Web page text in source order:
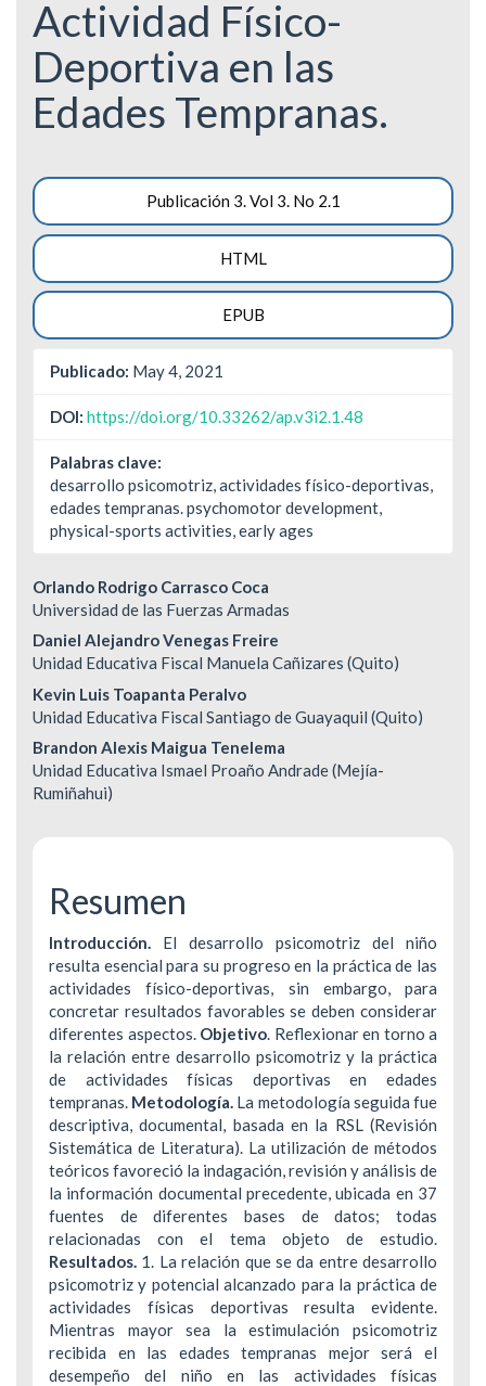
Actividad Físico-
Deportiva en las
Edades Tempranas.
Barra
lateral
del
artículo
Publicación 3. Vol 3. No 2.1
HTML
EPUB
Publicado: May 4, 2021
DOI: https://doi.org/10.33262/ap.v3i2.1.48
Palabras clave:
desarrollo psicomotriz, actividades físico-deportivas,
edades tempranas. psychomotor development,
physical-sports activities, early ages
Contenido
principal
del
artículo
Orlando Rodrigo Carrasco Coca
Universidad de las Fuerzas Armadas
Daniel Alejandro Venegas Freire
Unidad Educativa Fiscal Manuela Cañizares (Quito)
Kevin Luis Toapanta Peralvo
Unidad Educativa Fiscal Santiago de Guayaquil (Quito)
Brandon Alexis Maigua Tenelema
Unidad Educativa Ismael Proaño Andrade (Mejía-
Rumiñahui)
Resumen
Introducción. El desarrollo psicomotriz del niño
resulta esencial para su progreso en la práctica de las
actividades físico-deportivas, sin embargo, para
concretar resultados favorables se deben considerar
diferentes aspectos. Objetivo. Reflexionar en torno a
la relación entre desarrollo psicomotriz y la práctica
de actividades físicas deportivas en edades
tempranas. Metodología. La metodología seguida fue
descriptiva, documental, basada en la RSL (Revisión
Sistemática de Literatura). La utilización de métodos
teóricos favoreció la indagación, revisión y análisis de
la información documental precedente, ubicada en 37
fuentes de diferentes bases de datos; todas
relacionadas con el tema objeto de estudio.
Resultados. 1. La relación que se da entre desarrollo
psicomotriz y potencial alcanzado para la práctica de
actividades físicas deportivas resulta evidente.
Mientras mayor sea la estimulación psicomotriz
recibida en las edades tempranas mejor será el
desempeño del niño en las actividades físicas